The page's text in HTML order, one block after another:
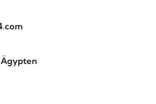
Ägypten